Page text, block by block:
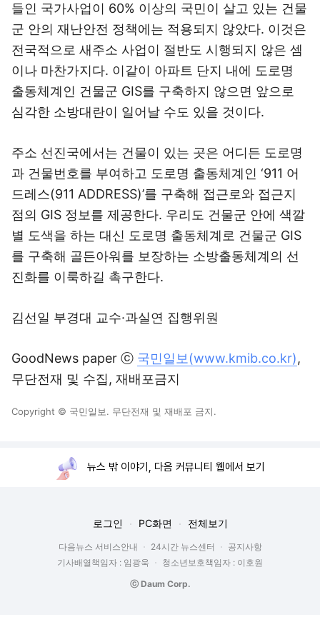
들인 국가사업이 60% 이상의 국민이 살고 있는 건물
군 안의 재난안전 정책에는 적용되지 않았다. 이것은
전국적으로 새주소 사업이 절반도 시행되지 않은 셈
이나 마찬가지다. 이같이 아파트 단지 내에 도로명
출동체계인 건물군 GIS를 구축하지 않으면 앞으로
심각한 소방대란이 일어날 수도 있을 것이다.
주소 선진국에서는 건물이 있는 곳은 어디든 도로명
과 건물번호를 부여하고 도로명 출동체계인 ‘911 어
드레스(911 ADDRESS)’를 구축해 접근로와 접근지
점의 GIS 정보를 제공한다. 우리도 건물군 안에 색깔
별 도색을 하는 대신 도로명 출동체계로 건물군 GIS
를 구축해 골든아워를 보장하는 소방출동체계의 선
진화를 이룩하길 촉구한다.
김선일 부경대 교수·과실연 집행위원
GoodNews paper ⓒ 국민일보(www.kmib.co.kr),
무단전재 및 수집, 재배포금지
Copyright © 국민일보. 무단전재 및 재배포 금지.
뉴스 밖 이야기, 다음 커뮤니티 웹에서 보기
로그인 PC화면 전체보기
다음뉴스 서비스안내 24시간 뉴스센터
공지사항
기사배열책임자 : 임광욱
청소년보호책임자 : 이호원
ⓒ Daum Corp.